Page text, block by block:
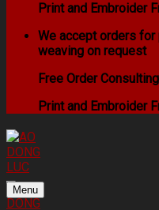
Print and Embroider
We accept orders for
weaving on request
Free Order
Print and Embroider
Menu